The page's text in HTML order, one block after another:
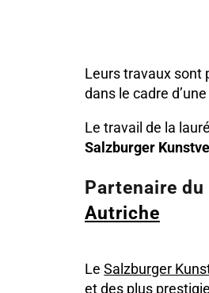
Leurs travaux sont
dans le cadre
Le travail de la
Salzburger
Partenaire
Autriche
LeSalzburger
et des plus